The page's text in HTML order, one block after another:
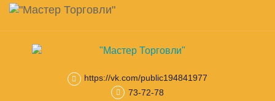
Skip
main
content
Навигация
https://vk.com/public194841977
73-72-78
Корзина товар(ов)
Камеры, холодильные машины